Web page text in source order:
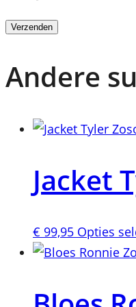
Andere
Jacket
€ 99,95 Opties